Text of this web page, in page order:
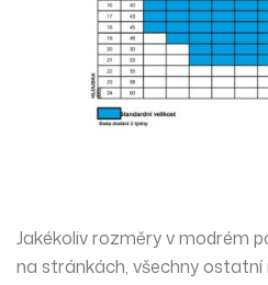
Jakékoliv rozměry v modrém
na stránkách, všechny